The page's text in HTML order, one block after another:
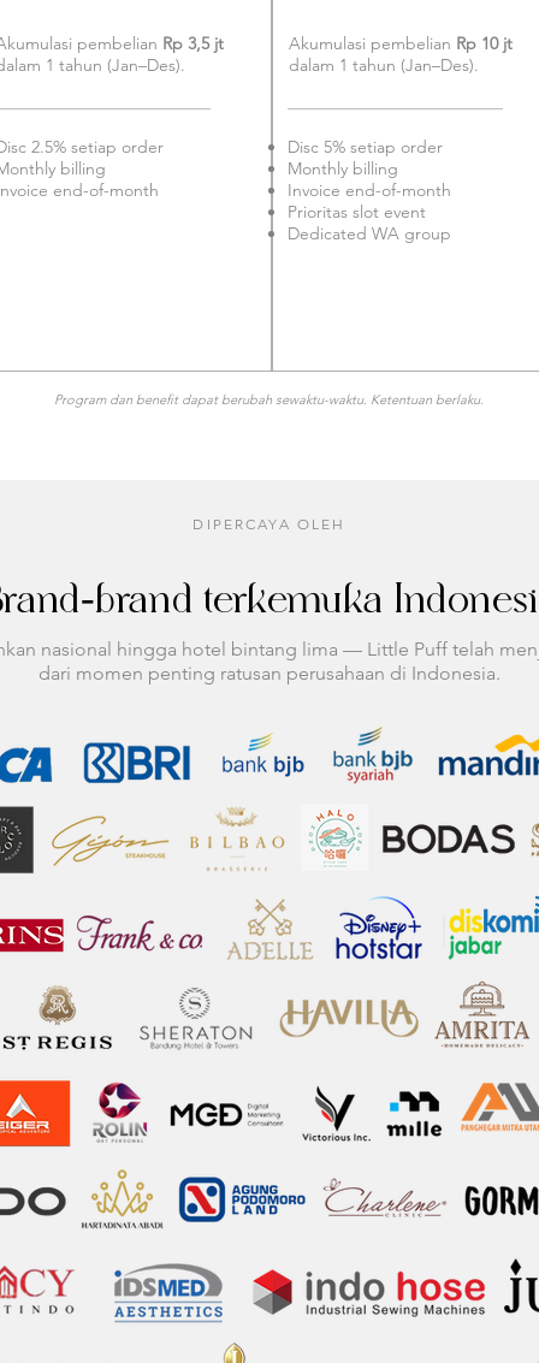
pembelian Rp 3,5 jt
1 tahun (Jan–Des).
2.5% setiap order
billing
end-of-month
Akumulasi pembelian Rp 10 jt
dalam 1 tahun (Jan–Des).
Disc 5% setiap order
Monthly billing
Invoice end-of-month
Prioritas slot event
Dedicated WA group
Program dan benefit dapat berubah sewaktu-waktu. Ketentuan berlaku.
DIPERCAYA OLEH
brand terkemuka
nasional hingga hotel bintang lima — Little Puff telah
dari momen penting ratusan perusahaan di Indonesia.